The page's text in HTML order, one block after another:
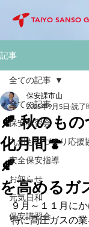
TAIYO SANSO
記事
全ての記事
保安教習会
九州ものづくり応援
安全保安指導
お知らせ
元気日和
保安講習会
全ての記事
🍂 秋のも
化月間🍄
🍂
を高めるガ
保安課市山
2025年9月5日 読了
９月～１１月に
特に高圧ガスの